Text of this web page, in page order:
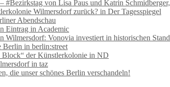
#Bezirkstag von Lisa Paus und Katrin
Wilmersdorf zurück? in Der Tagesspiegel
Abendschau
Eintrag in Academic
Wilmersdorf: Vonovia investiert in historischen
in berlin:street
Block“ der Künstlerkolonie in ND
in taz
die unser schönes Berlin verschandeln!